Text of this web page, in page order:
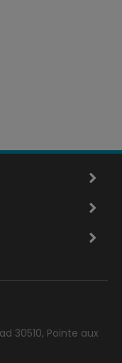
30510, Pointe aux